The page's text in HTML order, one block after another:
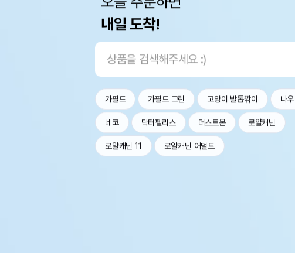
내일 도착!
가필드 가필드 그린 고양이 발톱깎이 나
네코 닥터펠리스 더스트몬 로얄캐닌
로얄캐닌 11 로얄캐닌 어덜트